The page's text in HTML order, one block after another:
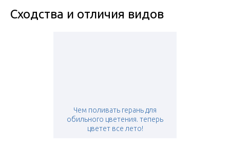
Сходства и отличия видов
Чем поливать герань для
обильного цветения. теперь
цветет все лето!